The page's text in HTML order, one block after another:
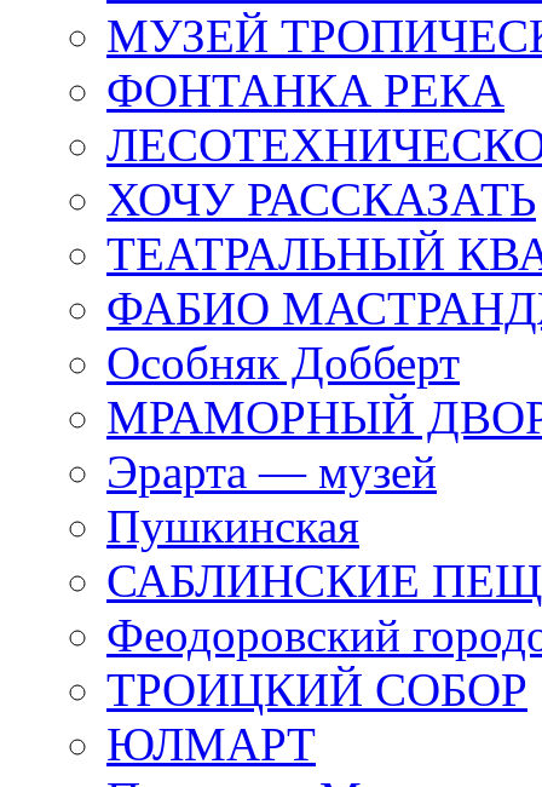
МУЗЕЙ
ФОНТАНКА РЕКА
ХОЧУ РАССКАЗАТЬ
ТЕАТРАЛЬНЫЙ
ФАБИО
Особняк Добберт
МРАМОРНЫЙ
Эрарта — музей
Пушкинская
САБЛИНСКИЕ
Феодоровский
ТРОИЦКИЙ СОБОР
ЮЛМАРТ